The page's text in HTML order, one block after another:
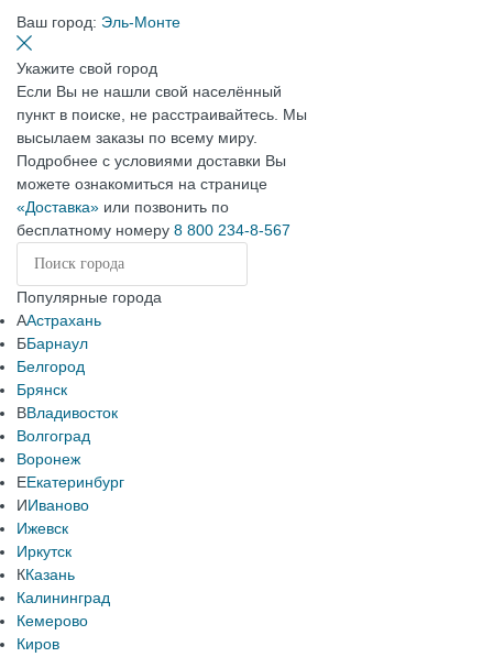
Ваш город: Эль-Монте
Укажите свой город
Если Вы не нашли свой населённый
пункт в поиске, не расстраивайтесь. Мы
высылаем заказы по всему миру.
Подробнее с условиями доставки Вы
можете ознакомиться на странице
«Доставка» или позвонить по
бесплатному номеру 8 800 234-8-567
Популярные города
ААстрахань
ББарнаул
Белгород
Брянск
ВВладивосток
Волгоград
Воронеж
ЕЕкатеринбург
ИИваново
Ижевск
Иркутск
ККазань
Калининград
Кемерово
Киров